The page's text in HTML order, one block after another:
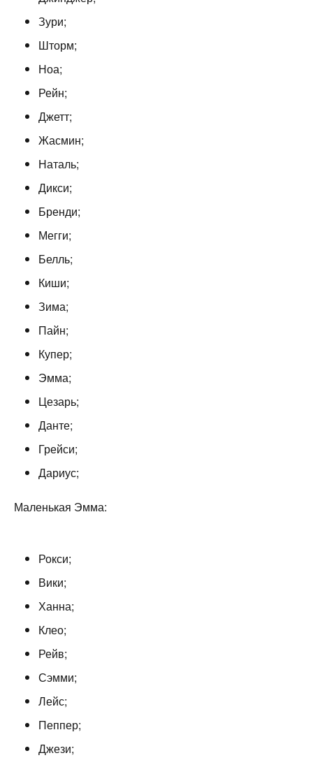
Зури;
Шторм;
Ноа;
Рейн;
Джетт;
Жасмин;
Наталь;
Дикси;
Бренди;
Мегги;
Белль;
Киши;
Зима;
Пайн;
Купер;
Эмма;
Цезарь;
Данте;
Грейси;
Дариус;
Маленькая Эмма:
Рокси;
Вики;
Ханна;
Клео;
Рейв;
Сэмми;
Лейс;
Пеппер;
Джези;